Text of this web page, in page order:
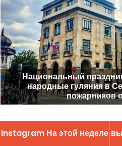
Национальный
народные гуляния в
пожарников
Instagram На этой неделе